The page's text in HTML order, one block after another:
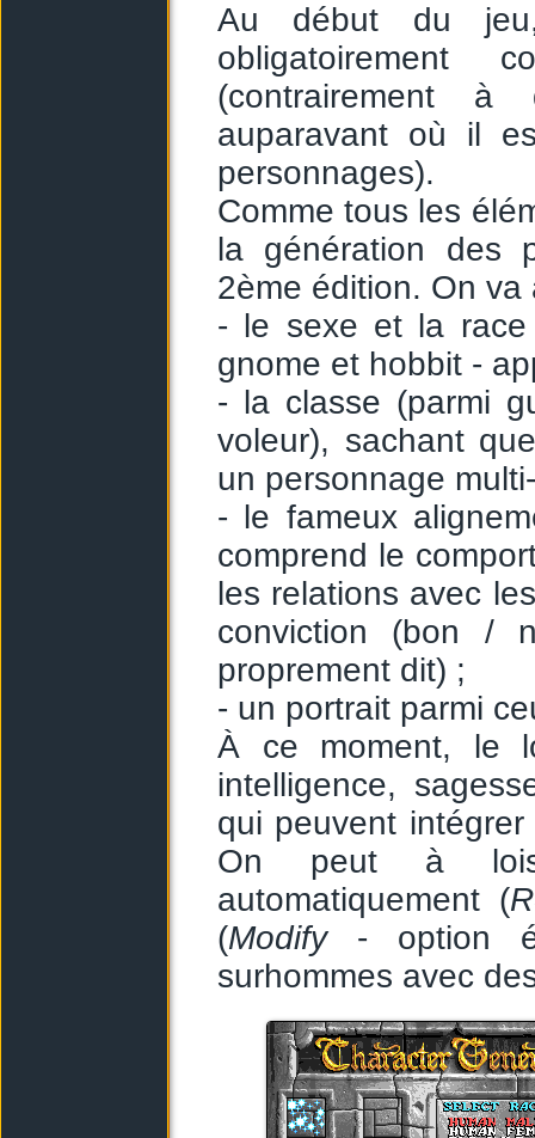
Au début du
obligatoirement
(contrairement à
auparavant où il
personnages).
Comme tous les
la génération des
2ème édition. On va
- le sexe et la race
gnome et hobbit -
- la classe (parmi
voleur), sachant
un personnage
- le fameux
comprend le
les relations avec
conviction (bon /
proprement dit) ;
- un portrait parmi
À ce moment, le
intelligence,
qui peuvent
On peut à
automatiquement (
(Modify- option
surhommes avec